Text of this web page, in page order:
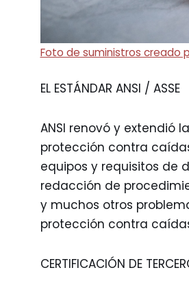
Foto de suministros creado
EL ESTÁNDAR ANSI / ASSE
ANSI renovó y extendió
protección contra
equipos y requisitos de
redacción de
y muchos otros
protección contra
CERTIFICACIÓN DE